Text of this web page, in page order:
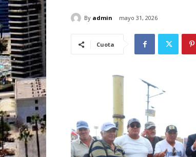
By admin mayo 31, 2026
Cuota